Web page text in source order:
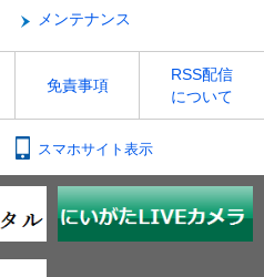
メンテナンス
免責事項
RSS配信
について
スマホサイト表示